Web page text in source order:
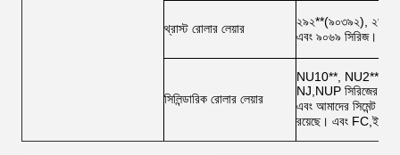
থ্রাস্ট রোলার লেয়ার
২৯২**(৯০৩৯২),
এবং ৯০৬৯ সিরিজ।
সিলিন্ডারিক রোলার লেয়ার
NU10**, NU2**,
NJ,NUP সিরিজের
এবং আমাদের সিমেন্ট
রয়েছে। এবং